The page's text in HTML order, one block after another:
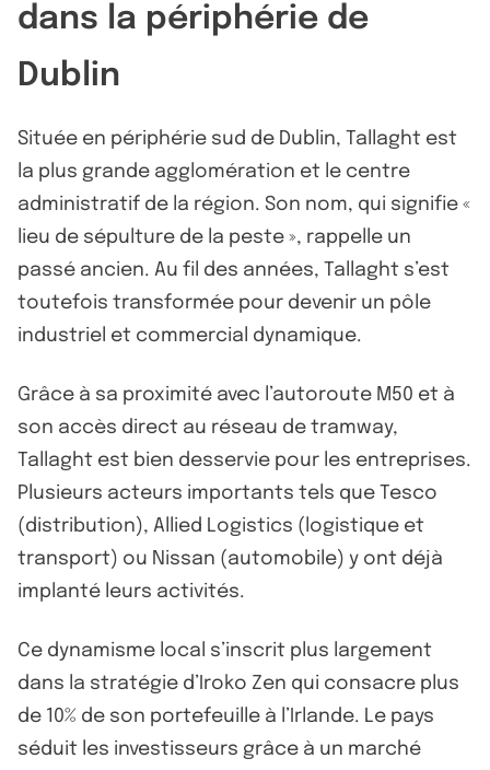
dans la périphérie de
Dublin
Située en périphérie sud de Dublin, Tallaght est
la plus grande agglomération et le centre
administratif de la région. Son nom, qui signifie «
lieu de sépulture de la peste », rappelle un
passé ancien. Au fil des années, Tallaght s’est
toutefois transformée pour devenir un pôle
industriel et commercial dynamique.
Grâce à sa proximité avec l’autoroute M50 et à
son accès direct au réseau de tramway,
Tallaght est bien desservie pour les entreprises.
Plusieurs acteurs importants tels que Tesco
(distribution), Allied Logistics (logistique et
transport) ou Nissan (automobile) y ont déjà
implanté leurs activités.
Ce dynamisme local s’inscrit plus largement
dans la stratégie d’Iroko Zen qui consacre plus
de 10% de son portefeuille à l’Irlande. Le pays
séduit les investisseurs grâce à un marché